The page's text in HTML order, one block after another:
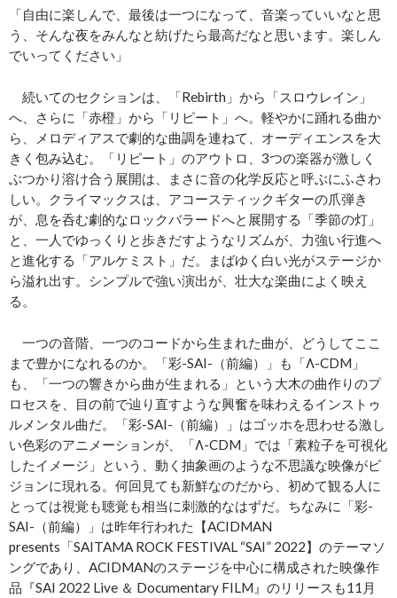
「自由に楽しんで、最後は一つになって、音楽っていいなと思
う、そんな夜をみんなと紡げたら最高だなと思います。楽しん
でいってください」
続いてのセクションは、「Rebirth」から「スロウレイン」
へ、さらに「赤橙」から「リピート」へ。軽やかに踊れる曲か
ら、メロディアスで劇的な曲調を連ねて、オーディエンスを大
きく包み込む。「リピート」のアウトロ、3つの楽器が激しく
ぶつかり溶け合う展開は、まさに音の化学反応と呼ぶにふさわ
しい。クライマックスは、アコースティックギターの爪弾き
が、息を呑む劇的なロックバラードへと展開する「季節の灯」
と、一人でゆっくりと歩きだすようなリズムが、力強い行進へ
と進化する「アルケミスト」だ。まばゆく白い光がステージか
ら溢れ出す。シンプルで強い演出が、壮大な楽曲によく映え
る。
一つの音階、一つのコードから生まれた曲が、どうしてここ
まで豊かになれるのか。「彩-SAI-（前編）」も「Λ-CDM」
も、「一つの響きから曲が生まれる」という大木の曲作りのプ
ロセスを、目の前で辿り直すような興奮を味わえるインストゥ
ルメンタル曲だ。「彩-SAI-（前編）」はゴッホを思わせる激し
い色彩のアニメーションが、「Λ-CDM」では「素粒子を可視化
したイメージ」という、動く抽象画のような不思議な映像がビ
ジョンに現れる。何回見ても新鮮なのだから、初めて観る人に
とっては視覚も聴覚も相当に刺激的なはずだ。ちなみに「彩-
SAI-（前編）」は昨年行われた【ACIDMAN
presents「SAITAMA ROCK FESTIVAL “SAI” 2022】のテーマソ
ングであり、ACIDMANのステージを中心に構成された映像作
品『SAI 2022 Live ＆ Documentary FILM』のリリースも11月